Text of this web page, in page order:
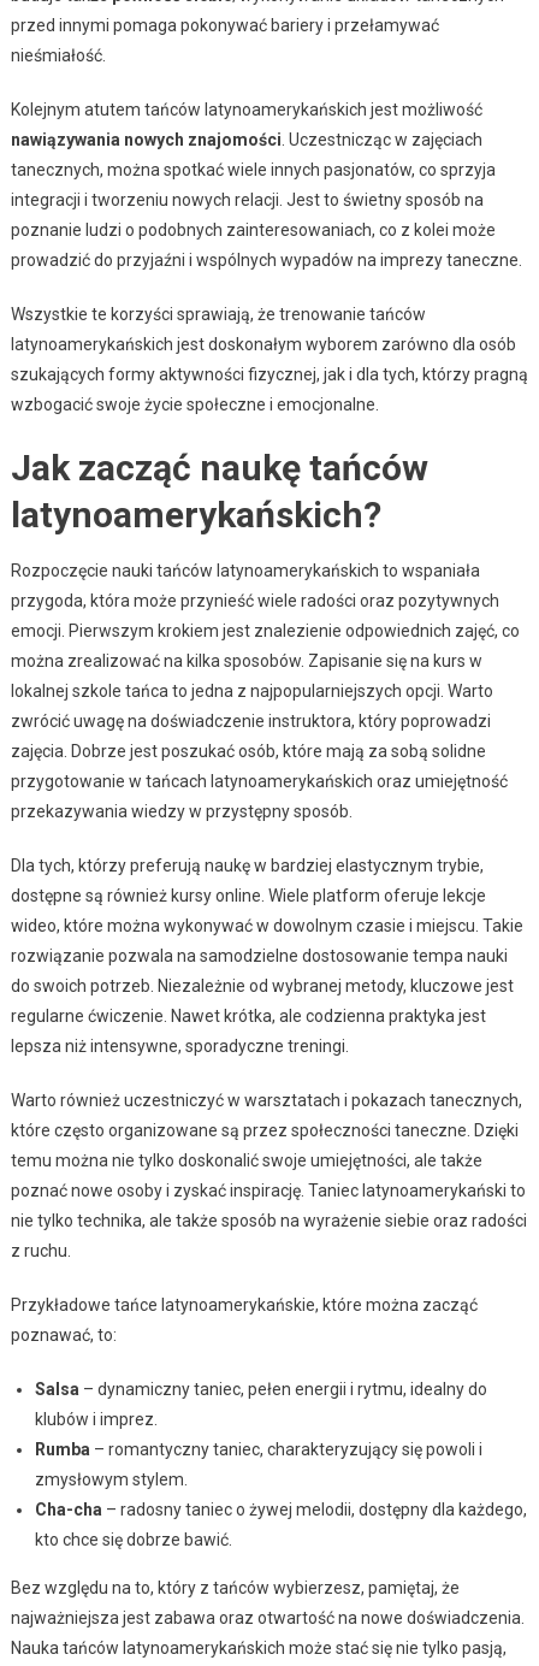
przed innymi pomaga pokonywać bariery i przełamywać
nieśmiałość.
Kolejnym atutem tańców latynoamerykańskich jest możliwość
nawiązywania nowych znajomości . Uczestnicząc w zajęciach
tanecznych, można spotkać wiele innych pasjonatów, co sprzyja
integracji i tworzeniu nowych relacji. Jest to świetny sposób na
poznanie ludzi o podobnych zainteresowaniach, co z kolei może
prowadzić do przyjaźni i wspólnych wypadów na imprezy taneczne.
Wszystkie te korzyści sprawiają, że trenowanie tańców
latynoamerykańskich jest doskonałym wyborem zarówno dla osób
szukających formy aktywności fizycznej, jak i dla tych, którzy pragną
wzbogacić swoje życie społeczne i emocjonalne.
Jak zacząć naukę tańców
latynoamerykańskich?
Rozpoczęcie nauki tańców latynoamerykańskich to wspaniała
przygoda, która może przynieść wiele radości oraz pozytywnych
emocji. Pierwszym krokiem jest znalezienie odpowiednich zajęć, co
można zrealizować na kilka sposobów. Zapisanie się na kurs w
lokalnej szkole tańca to jedna z najpopularniejszych opcji. Warto
zwrócić uwagę na doświadczenie instruktora, który poprowadzi
zajęcia. Dobrze jest poszukać osób, które mają za sobą solidne
przygotowanie w tańcach latynoamerykańskich oraz umiejętność
przekazywania wiedzy w przystępny sposób.
Dla tych, którzy preferują naukę w bardziej elastycznym trybie,
dostępne są również kursy online. Wiele platform oferuje lekcje
wideo, które można wykonywać w dowolnym czasie i miejscu. Takie
rozwiązanie pozwala na samodzielne dostosowanie tempa nauki
do swoich potrzeb. Niezależnie od wybranej metody, kluczowe jest
regularne ćwiczenie. Nawet krótka, ale codzienna praktyka jest
lepsza niż intensywne, sporadyczne treningi.
Warto również uczestniczyć w warsztatach i pokazach tanecznych,
które często organizowane są przez społeczności taneczne. Dzięki
temu można nie tylko doskonalić swoje umiejętności, ale także
poznać nowe osoby i zyskać inspirację. Taniec latynoamerykański to
nie tylko technika, ale także sposób na wyrażenie siebie oraz radości
z ruchu.
Przykładowe tańce latynoamerykańskie, które można zacząć
poznawać, to:
Salsa – dynamiczny taniec, pełen energii i rytmu, idealny do
klubów i imprez.
Rumba – romantyczny taniec, charakteryzujący się powoli i
zmysłowym stylem.
Cha-cha – radosny taniec o żywej melodii, dostępny dla każdego,
kto chce się dobrze bawić.
Bez względu na to, który z tańców wybierzesz, pamiętaj, że
najważniejsza jest zabawa oraz otwartość na nowe doświadczenia.
Nauka tańców latynoamerykańskich może stać się nie tylko pasją,